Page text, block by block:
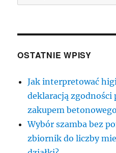
OSTATNIE WPISY
Jak interpretować
deklaracją zgodności
zakupem
Wybór szamba bez
zbiornik do liczby